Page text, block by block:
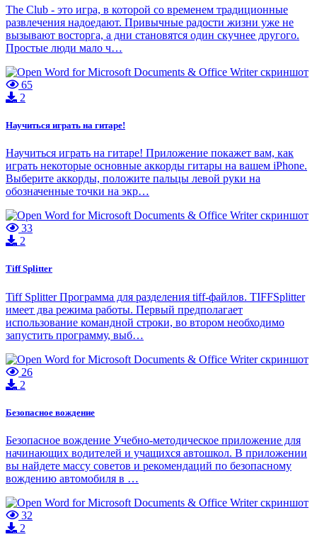
The Club - это игра, в которой со временем традиционные
развлечения надоедают. Привычные радости жизни уже не
вызывают восторга, а дни становятся один скучнее другого.
Простые люди мало ч…
65
2
Научиться играть на гитаре!
Научиться играть на гитаре! Приложение покажет вам, как
играть некоторые основные аккорды гитары на вашем iPhone.
Выберите аккорды, положите пальцы левой руки на
обозначенные точки на экр…
33
2
Tiff Splitter
Tiff Splitter Программа для разделения tiff-файлов. TIFFSplitter
имеет два режима работы. Первый предполагает
использование командной строки, во втором необходимо
запустить программу, выб…
26
2
Безопасное вождение
Безопасное вождение Учебно-методическое приложение для
начинающих водителей и учащихся автошкол. В приложении
вы найдете массу советов и рекомендаций по безопасному
вождению автомобиля в …
32
2